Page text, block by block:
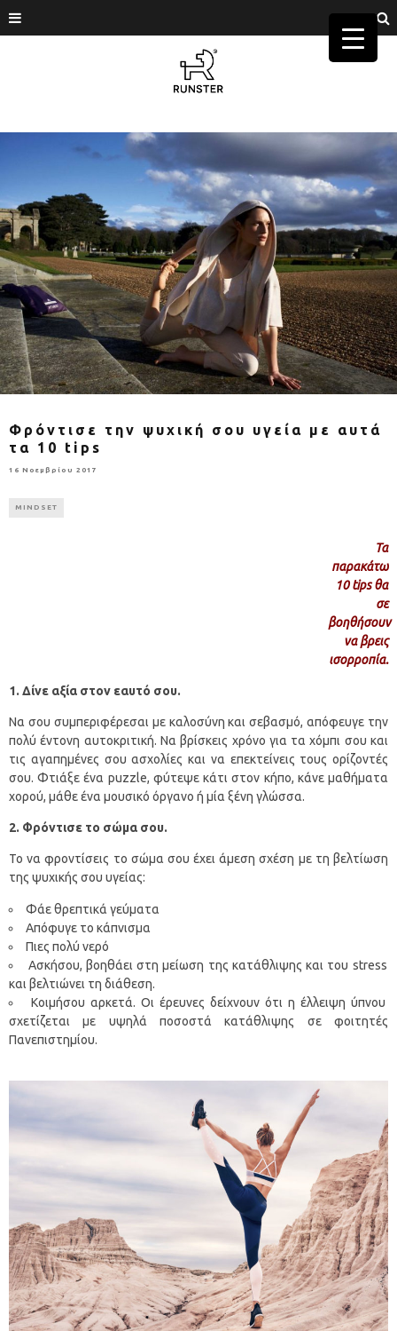
Φρόντισε την ψυχική σου υγεία με αυτά
τα 10 tips
16 Νοεμβρίου 2017
MINDSET
Τα
παρακάτω
10 tips θα
σε
βοηθήσουν
να βρεις
ισορροπία.
1. Δίνε αξία στον εαυτό σου.
Να σου συμπεριφέρεσαι με καλοσύνη και σεβασμό, απόφευγε την
πολύ έντονη αυτοκριτική. Να βρίσκεις χρόνο για τα χόμπι σου και
τις αγαπημένες σου ασχολίες και να επεκτείνεις τους ορίζοντές
σου. Φτιάξε ένα puzzle, φύτεψε κάτι στον κήπο, κάνε μαθήματα
χορού, μάθε ένα μουσικό όργανο ή μία ξένη γλώσσα.
2. Φρόντισε το σώμα σου.
Το να φροντίσεις το σώμα σου έχει άμεση σχέση με τη βελτίωση
της ψυχικής σου υγείας:
Φάε θρεπτικά γεύματα
Απόφυγε το κάπνισμα
Πιες πολύ νερό
Ασκήσου, βοηθάει στη μείωση της κατάθλιψης και του stress
και βελτιώνει τη διάθεση.
Κοιμήσου αρκετά. Οι έρευνες δείχνουν ότι η έλλειψη ύπνου
σχετίζεται με υψηλά ποσοστά κατάθλιψης σε φοιτητές
Πανεπιστημίου.